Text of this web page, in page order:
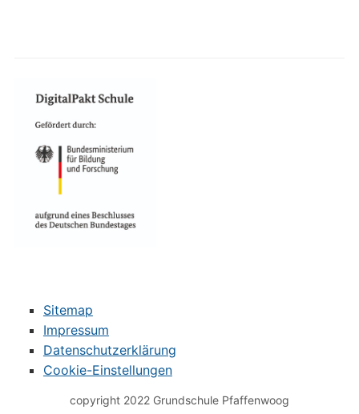
Sitemap
Impressum
Datenschutzerklärung
Cookie-Einstellungen
copyright 2022 Grundschule Pfaffenwoog